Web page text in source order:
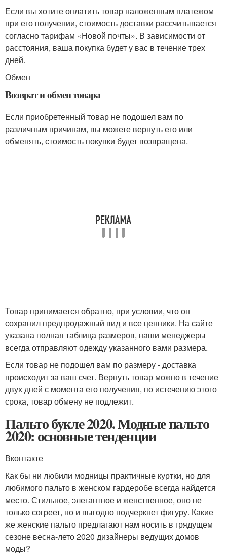
Если вы хотите оплатить товар наложенным платежом
при его получении, стоимость доставки рассчитывается
согласно тарифам «Новой почты». В зависимости от
расстояния, ваша покупка будет у вас в течение трех
дней.
Обмен
Возврат и обмен товара
Если приобретенный товар не подошел вам по
различным причинам, вы можете вернуть его или
обменять, стоимость покупки будет возвращена.
Товар принимается обратно, при условии, что он
сохранил предпродажный вид и все ценники. На сайте
указана полная таблица размеров, наши менеджеры
всегда отправляют одежду указанного вами размера.
Если товар не подошел вам по размеру - доставка
происходит за ваш счет. Вернуть товар можно в течение
двух дней с момента его получения, по истечению этого
срока, товар обмену не подлежит.
Пальто букле 2020. Модные пальто
2020: основные тенденции
Вконтакте
Как бы ни любили модницы практичные куртки, но для
любимого пальто в женском гардеробе всегда найдется
место. Стильное, элегантное и женственное, оно не
только согреет, но и выгодно подчеркнет фигуру. Какие
же женские пальто предлагают нам носить в грядущем
сезоне весна-лето 2020 дизайнеры ведущих домов
моды?